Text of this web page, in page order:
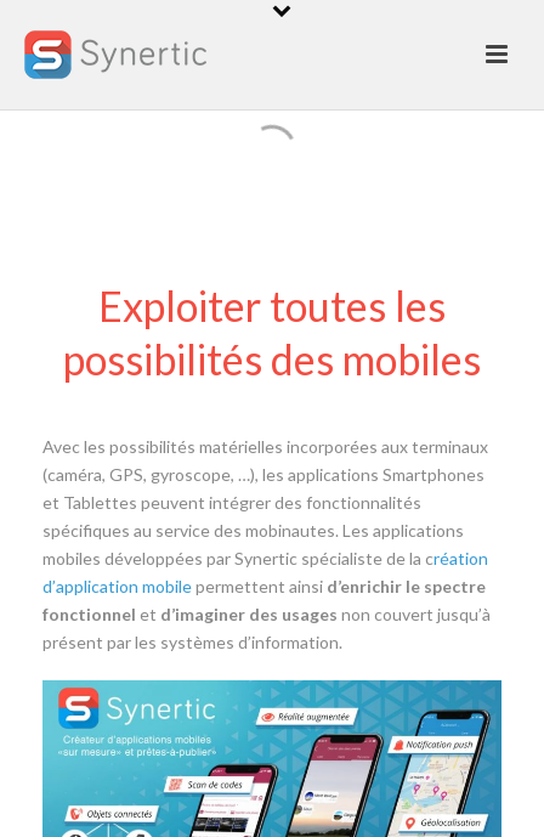
Les fonctionnalités
mobiles
Exploiter toutes les
possibilités des mobiles
Avec les possibilités matérielles incorporées aux terminaux
(caméra, GPS, gyroscope, …), les applications Smartphones
et Tablettes peuvent intégrer des fonctionnalités
spécifiques au service des mobinautes. Les applications
mobiles développées par Synertic spécialiste de la création
d’application mobilepermettent ainsi d’enrichir le spectre
fonctionnel et d’imaginer des usages non couvert jusqu’à
présent par les systèmes d’information.